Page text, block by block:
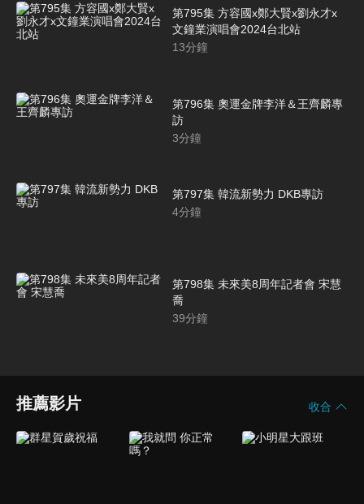
第795集 方容國x鄭大賢x劉永才x
文鐘業演唱會2024台北站
13分鐘
第796集 奧運金牌李洋＆王齊麟專
訪
3分鐘
第797集 韓流新勢力 DKB專訪
4分鐘
第798集 未來美8周年記者會 宋慧
喬
39分鐘
推薦影片 收合